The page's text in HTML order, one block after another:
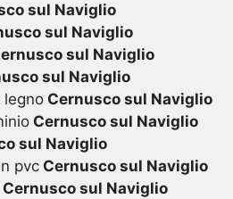
sul Naviglio
sul Naviglio
sul Naviglio
sul Naviglio
Cernusco sul Naviglio
Cernusco sul Naviglio
sul Naviglio
pvcCernusco sul Naviglio
sul Naviglio